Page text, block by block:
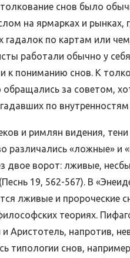
снов было
на ярмарках и рынках,
гадалок по картам или
работали обычно у
к пониманию снов. К
за советом,
по
и римлян видения,
различались «ложные» и
двое ворот: лживые,
19, 562-567). В
лживые и пророческие
теориях.
и Аристотель, напротив,
типологии снов,